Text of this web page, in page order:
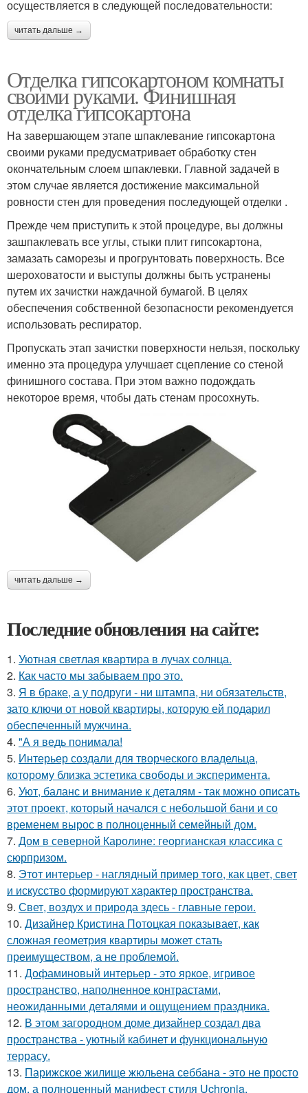
осуществляется в следующей последовательности:
читать дальше →
Отделка гипсокартоном комнаты
своими руками. Финишная
отделка гипсокартона
На завершающем этапе шпаклевание гипсокартона
своими руками предусматривает обработку стен
окончательным слоем шпаклевки. Главной задачей в
этом случае является достижение максимальной
ровности стен для проведения последующей отделки .
Прежде чем приступить к этой процедуре, вы должны
зашпаклевать все углы, стыки плит гипсокартона,
замазать саморезы и прогрунтовать поверхность. Все
шероховатости и выступы должны быть устранены
путем их зачистки наждачной бумагой. В целях
обеспечения собственной безопасности рекомендуется
использовать респиратор.
Пропускать этап зачистки поверхности нельзя, поскольку
именно эта процедура улучшает сцепление со стеной
финишного состава. При этом важно подождать
некоторое время, чтобы дать стенам просохнуть.
читать дальше →
Последние обновления на сайте:
1. Уютная светлая квартира в лучах солнца.
2. Как часто мы забываем про это.
3. Я в браке, а у подруги - ни штампа, ни обязательств,
зато ключи от новой квартиры, которую ей подарил
обеспеченный мужчина.
4. "А я ведь понимала!
5. Интерьер создали для творческого владельца,
которому близка эстетика свободы и эксперимента.
6. Уют, баланс и внимание к деталям - так можно описать
этот проект, который начался с небольшой бани и со
временем вырос в полноценный семейный дом.
7. Дом в северной Каролине: георгианская классика с
сюрпризом.
8. Этот интерьер - наглядный пример того, как цвет, свет
и искусство формируют характер пространства.
9. Свет, воздух и природа здесь - главные герои.
10. Дизайнер Кристина Потоцкая показывает, как
сложная геометрия квартиры может стать
преимуществом, а не проблемой.
11. Дофаминовый интерьер - это яркое, игривое
пространство, наполненное контрастами,
неожиданными деталями и ощущением праздника.
12. В этом загородном доме дизайнер создал два
пространства - уютный кабинет и функциональную
террасу.
13. Парижское жилище жюльена себбана - это не просто
дом, а полноценный манифест стиля Uchronia.